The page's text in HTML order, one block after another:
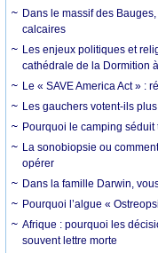
Dans le massif des
calcaires
Les enjeux politiques et
cathédrale de la Dormition
Le « SAVE America Act » :
Les gauchers votent-ils
Pourquoi le camping
La sonobiopsie ou
opérer
Dans la famille Darwin,
Pourquoi l’algue «
Afrique : pourquoi les
souvent lettre morte